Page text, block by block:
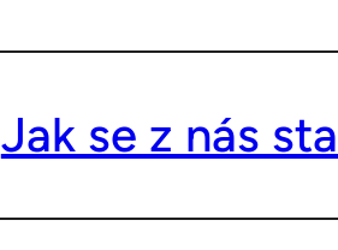
Jak se z nás